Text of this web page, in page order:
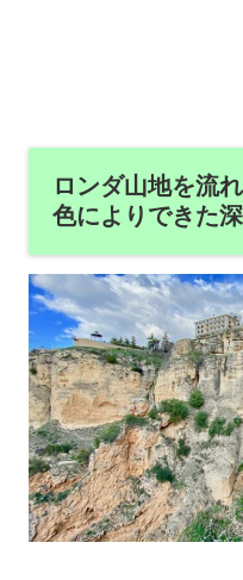
ロンダ山地を流
色によりできた